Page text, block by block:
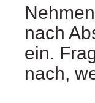
nach
ein.
nach,